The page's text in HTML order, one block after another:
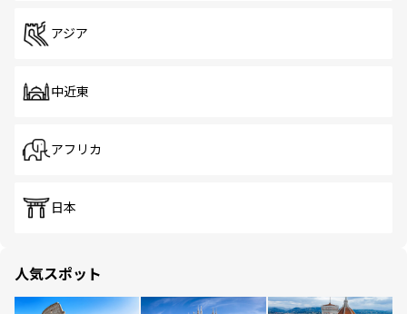
アジア
中近東
アフリカ
日本
人気スポット